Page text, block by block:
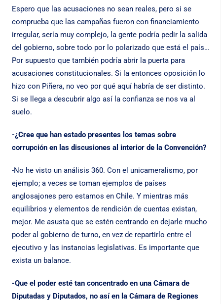
Espero que las acusaciones no sean reales, pero si se
comprueba que las campañas fueron con financiamiento
irregular, sería muy complejo, la gente podría pedir la salida
del gobierno, sobre todo por lo polarizado que está el país…
Por supuesto que también podría abrir la puerta para
acusaciones constitucionales. Si la entonces oposición lo
hizo con Piñera, no veo por qué aquí habría de ser distinto.
Si se llega a descubrir algo así la confianza se nos va al
suelo.
-¿Cree que han estado presentes los temas sobre
corrupción en las discusiones al interior de la Convención?
-No he visto un análisis 360. Con el unicameralismo, por
ejemplo; a veces se toman ejemplos de países
anglosajones pero estamos en Chile. Y mientras más
equilibrios y elementos de rendición de cuentas existan,
mejor. Me asusta que se estén centrando en dejarle mucho
poder al gobierno de turno, en vez de repartirlo entre el
ejecutivo y las instancias legislativas. Es importante que
exista un balance.
-Que el poder esté tan concentrado en una Cámara de
Diputadas y Diputados, no así en la Cámara de Regiones